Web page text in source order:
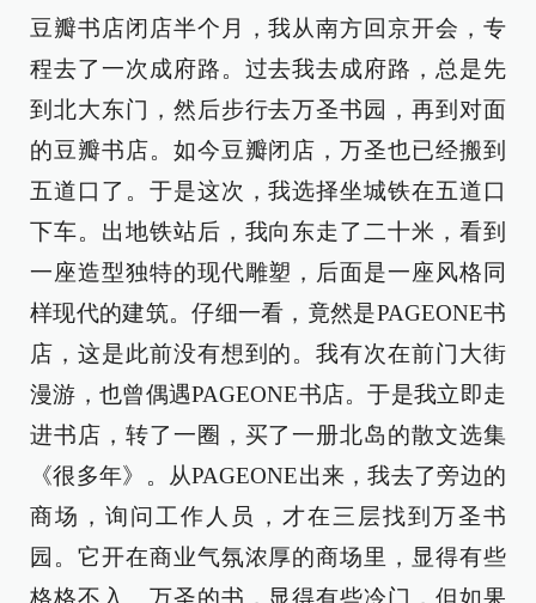
豆瓣书店闭店半个月，我从南方回京开会，专
程去了一次成府路。过去我去成府路，总是先
到北大东门，然后步行去万圣书园，再到对面
的豆瓣书店。如今豆瓣闭店，万圣也已经搬到
五道口了。于是这次，我选择坐城铁在五道口
下车。出地铁站后，我向东走了二十米，看到
一座造型独特的现代雕塑，后面是一座风格同
样现代的建筑。仔细一看，竟然是PAGEONE书
店，这是此前没有想到的。我有次在前门大街
漫游，也曾偶遇PAGEONE书店。于是我立即走
进书店，转了一圈，买了一册北岛的散文选集
《很多年》。从PAGEONE出来，我去了旁边的
商场，询问工作人员，才在三层找到万圣书
园。它开在商业气氛浓厚的商场里，显得有些
格格不入。万圣的书，显得有些冷门，但如果